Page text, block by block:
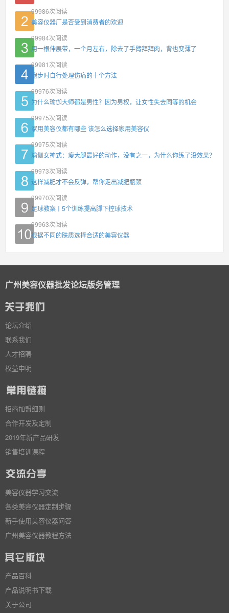
99986次阅读
美容仪器厂是否受到消费者的欢迎
99984次阅读
用一根伸展带，一个月左右，除去了手臂拜拜肉，背也变薄了
99981 次阅读
跑步时自行处理伤痛的十个方法
99976次阅读
为什么瑜伽大师都是男性？因为男权，让女性失去同等的机会
99975次阅读
家用美容仪都有哪些 该怎么选择家用美容仪
99975次阅读
瑜伽女神式：瘦大腿最好的动作，没有之一，为什么你练了没效果？
99973次阅读
这样减肥才不会反弹，帮你走出减肥瓶颈
99970次阅读
足球教案丨5个训练提高脚下控球技术
99963次阅读
根据不同的肤质选择合适的美容仪器
广州美容仪器批发论坛版务管理
论坛介绍
联系我们
人才招聘
权益申明
招商加盟细则
合作开发及定制
2019年新产品研发
销售培训课程
美容仪器学习交流
各类美容仪器定制步骤
新手使用美容仪器问答
广州美容仪器教程方法
产品百科
产品说明书下载
关于公司